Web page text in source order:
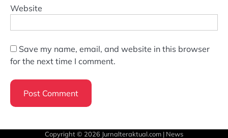
Website
Save my name, email, and website in this browser
for the next time I comment.
Copyright © 2026 Jurnalteraktual.com | News